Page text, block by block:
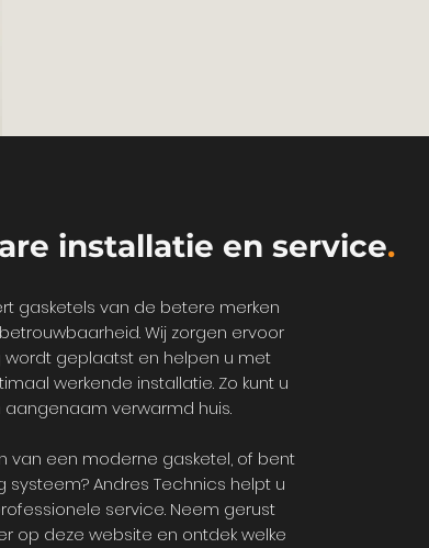
installatie en service.
gasketels van de betere merken
Wij zorgen ervoor
geplaatst en helpen u met
werkende installatie. Zo kunt u
verwarmd huis.
van een moderne gasketel, of bent
Andres Technics helpt u
service. Neem gerust
op deze website en ontdek welke